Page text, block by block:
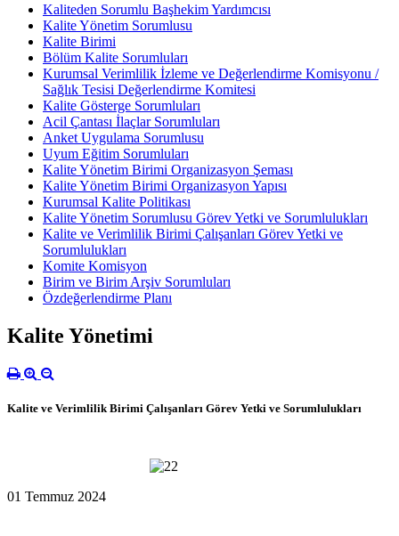
Kaliteden Sorumlu Başhekim Yardımcısı
Kalite Yönetim Sorumlusu
Kalite Birimi
Bölüm Kalite Sorumluları
Kurumsal Verimlilik İzleme ve Değerlendirme Komisyonu /
Sağlık Tesisi Değerlendirme Komitesi
Kalite Gösterge Sorumluları
Acil Çantası İlaçlar Sorumluları
Anket Uygulama Sorumlusu
Uyum Eğitim Sorumluları
Kalite Yönetim Birimi Organizasyon Şeması
Kalite Yönetim Birimi Organizasyon Yapısı
Kurumsal Kalite Politikası
Kalite Yönetim Sorumlusu Görev Yetki ve Sorumlulukları
Kalite ve Verimlilik Birimi Çalışanları Görev Yetki ve
Sorumlulukları
Komite Komisyon
Birim ve Birim Arşiv Sorumluları
Özdeğerlendirme Planı
Kalite Yönetimi
Kalite ve Verimlilik Birimi Çalışanları Görev Yetki ve Sorumlulukları
01 Temmuz 2024